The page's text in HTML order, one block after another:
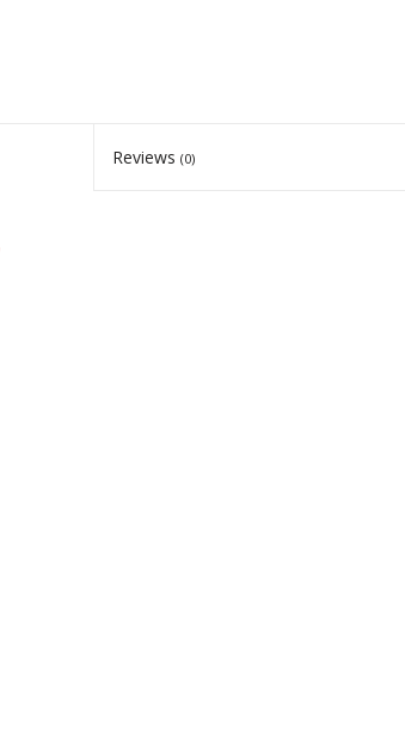
Reviews(0)